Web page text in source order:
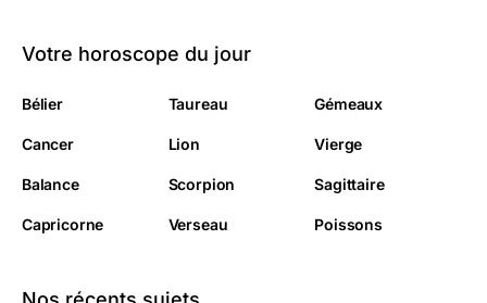
Votre horoscope du jour
Bélier Taureau Gémeaux
Cancer Lion Vierge
Balance Scorpion Sagittaire
Capricorne Verseau Poissons